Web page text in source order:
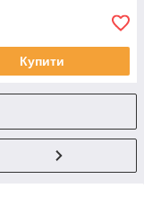
Купити